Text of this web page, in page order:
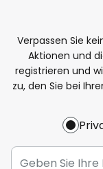
Verpassen Sie
Aktionen und
registrieren und
zu, den Sie bei